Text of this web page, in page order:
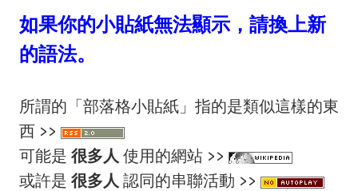
如果你的小貼紙無法顯示，請換上新
的語法。
所謂的「部落格小貼紙」指的是類似這樣的東
西 >>
可能是 很多人 使用的網站 >>
或許是 很多人 認同的串聯活動 >>